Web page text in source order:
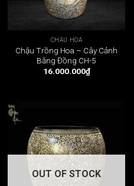
CHẬU HOA
Chậu Trồng Hoa – Cây Cảnh
Bằng Đồng CH-5
16.000.000₫
OUT OF STOCK